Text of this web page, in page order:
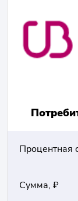
Процентная
Сумма, ₽